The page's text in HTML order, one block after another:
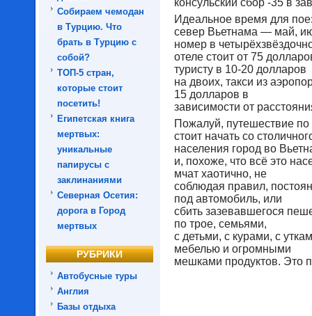
Собираем чемодан
в Турцию. Что
брать в Турцию с
собой?
ТОП-5 стран,
которые стоит
посетить!
Египетская книга
мертвых:
уникальные
папирусы с
заклинаниями
Северная Осетия:
дорога в Город
мертвых
РУБРИКИ
Автобусные туры
Англия
Базы отдыха
консульский сбор -35 в
Идеальное время для
север Вьетнама — май,
номер в
отеле стоит от 75
туристу в 10-20 долларов
на двоих, такси из
15 долларов в
зависимости от
Пожалуй, путешествие по
стоит начать со
населения город во
и, похоже, что всё это
мчат хаотично, не
соблюдая правил,
под автомобиль, или
сбить зазевавшегося
по трое, семьями,
с детьми, с курами, с
мебелью и огромными
мешками продуктов. Это